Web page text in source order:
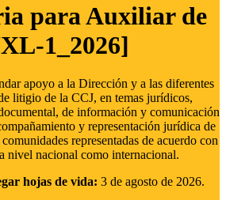
para Auxiliar de
1_2026]
apoyo a la Dirección y a las diferentes
litigio de la CCJ, en temas jurídicos,
de información y comunicación
y representación jurídica de
representadas de acuerdo con
nivel nacional como internacional.
hojas de vida: 3 de agosto de 2026.